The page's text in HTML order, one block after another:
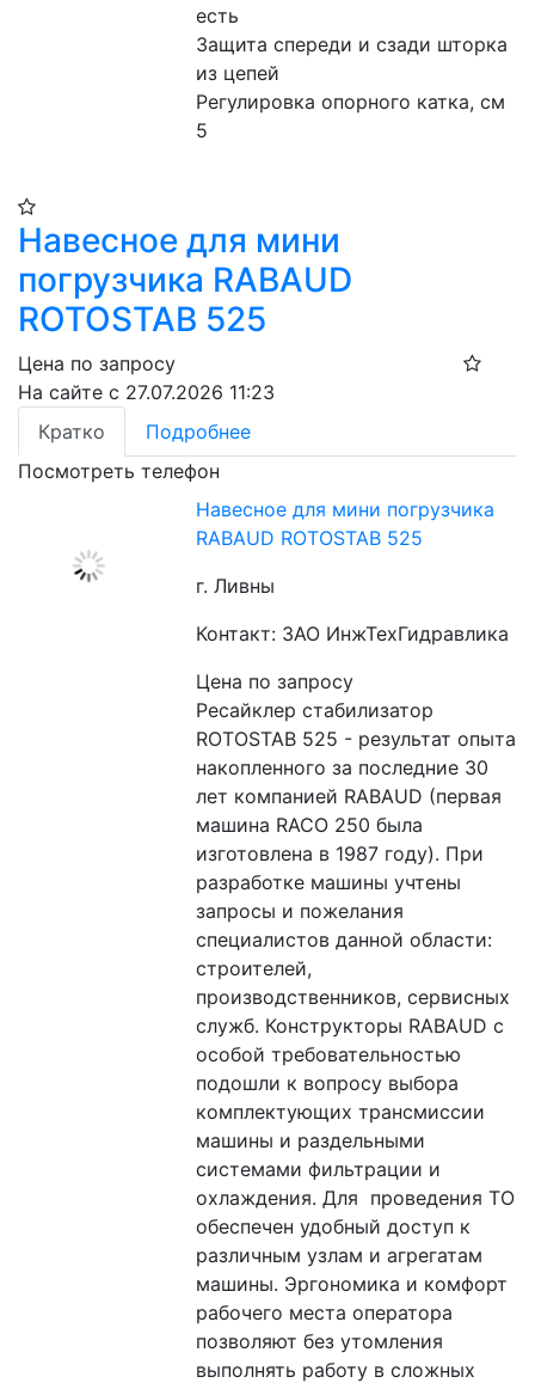
есть
Защита спереди и сзади шторка
из цепей
Регулировка опорного катка, см
5
Навесное для мини
погрузчика RABAUD
ROTOSTAB 525
Цена по запросу
На сайте с 27.07.2026 11:23
Кратко
Подробнее
Посмотреть телефон
Навесное для мини погрузчика
RABAUD ROTOSTAB 525
г. Ливны
Контакт: ЗАО ИнжТехГидравлика
Цена по запросу
Ресайклер стабилизатор
ROTOSTAB 525 - результат опыта
накопленного за последние 30
лет компанией RABAUD (первая
машина RACO 250 была
изготовлена в 1987 году). При
разработке машины учтены
запросы и пожелания
специалистов данной области:
строителей,
производственников, сервисных
служб. Конструкторы RABAUD с
особой требовательностью
подошли к вопросу выбора
комплектующих трансмиссии
машины и раздельными
системами фильтрации и
охлаждения. Для  проведения ТО
обеспечен удобный доступ к
различным узлам и агрегатам
машины. Эргономика и комфорт
рабочего места оператора
позволяют без утомления
выполнять работу в сложных